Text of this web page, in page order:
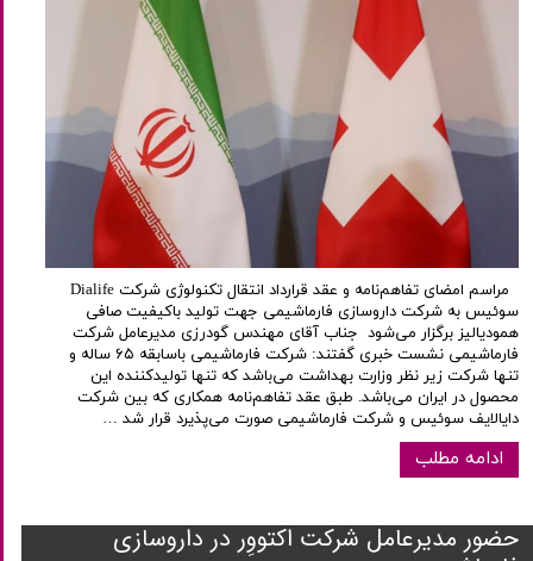
مراسم امضای تفاهم‌نامه و عقد قرارداد انتقال تکنولوژی شرکت Dialife
سوئیس به شرکت داروسازی فارماشیمی جهت تولید باکیفیت صافی
همودیالیز برگزار می‌شود جناب آقای مهندس گودرزی مدیرعامل شرکت
فارماشیمی نشست خبری گفتند: شرکت فارماشیمی باسابقه ۶۵ ساله و
تنها شرکت زیر نظر وزارت بهداشت می‌باشد که تنها تولیدکننده این
محصول در ایران می‌باشد. طبق عقد تفاهم‌نامه همکاری که بین شرکت
دایالایف سوئیس و شرکت فارماشیمی صورت می‌پذیرد قرار شد …
ادامه مطلب
حضور مدیرعامل شرکت اکتووِر در داروسازی